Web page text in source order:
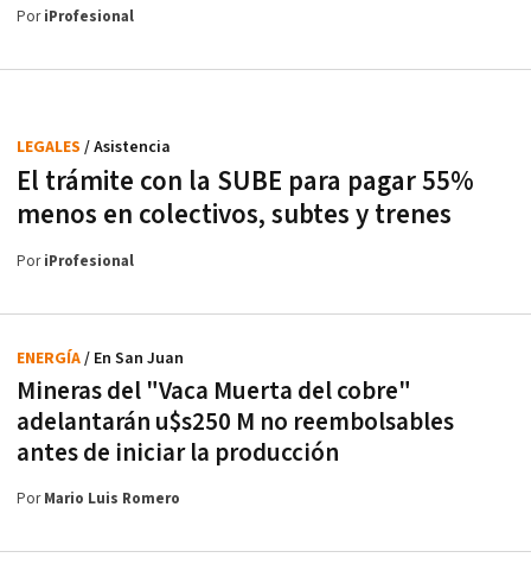
PoriProfesional
El trámite con la SUBE para pagar 55%
menos en colectivos, subtes y trenes
LEGALES / Asistencia
PoriProfesional
Mineras del "Vaca Muerta del cobre"
adelantarán u$s250 M no reembolsables
antes de iniciar la producción
ENERGÍA/ En San Juan
PorMario Luis Romero